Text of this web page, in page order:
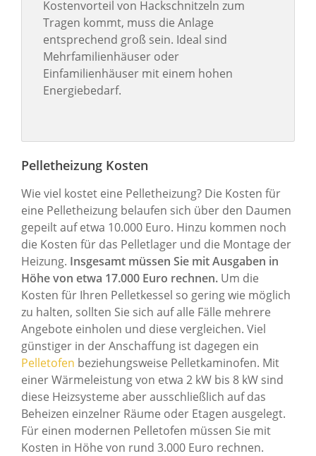
Kostenvorteil von Hackschnitzeln zum
Tragen kommt, muss die Anlage
entsprechend groß sein. Ideal sind
Mehrfamilienhäuser oder
Einfamilienhäuser mit einem hohen
Energiebedarf.
Pelletheizung Kosten
Wie viel kostet eine Pelletheizung? Die Kosten für
eine Pelletheizung belaufen sich über den Daumen
gepeilt auf etwa 10.000 Euro. Hinzu kommen noch
die Kosten für das Pelletlager und die Montage der
Heizung. Insgesamt müssen Sie mit Ausgaben in
Höhe von etwa 17.000 Euro rechnen. Um die
Kosten für Ihren Pelletkessel so gering wie möglich
zu halten, sollten Sie sich auf alle Fälle mehrere
Angebote einholen und diese vergleichen. Viel
günstiger in der Anschaffung ist dagegen ein
Pelletofen beziehungsweise Pelletkaminofen. Mit
einer Wärmeleistung von etwa 2 kW bis 8 kW sind
diese Heizsysteme aber ausschließlich auf das
Beheizen einzelner Räume oder Etagen ausgelegt.
Für einen modernen Pelletofen müssen Sie mit
Kosten in Höhe von rund 3.000 Euro rechnen.